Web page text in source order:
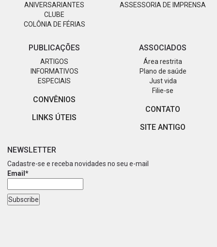
ANIVERSARIANTES
CLUBE
COLÔNIA DE FÉRIAS
ASSESSORIA DE IMPRENSA
PUBLICAÇÕES
ARTIGOS
INFORMATIVOS
ESPECIAIS
CONVÊNIOS
LINKS ÚTEIS
ASSOCIADOS
Área restrita
Plano de saúde
Just vida
Filie-se
CONTATO
SITE ANTIGO
NEWSLETTER
Cadastre-se e receba novidades no seu e-mail
Email*